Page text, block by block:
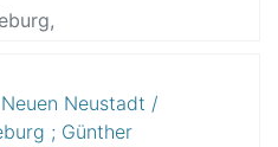
Neustadt /
; Günther